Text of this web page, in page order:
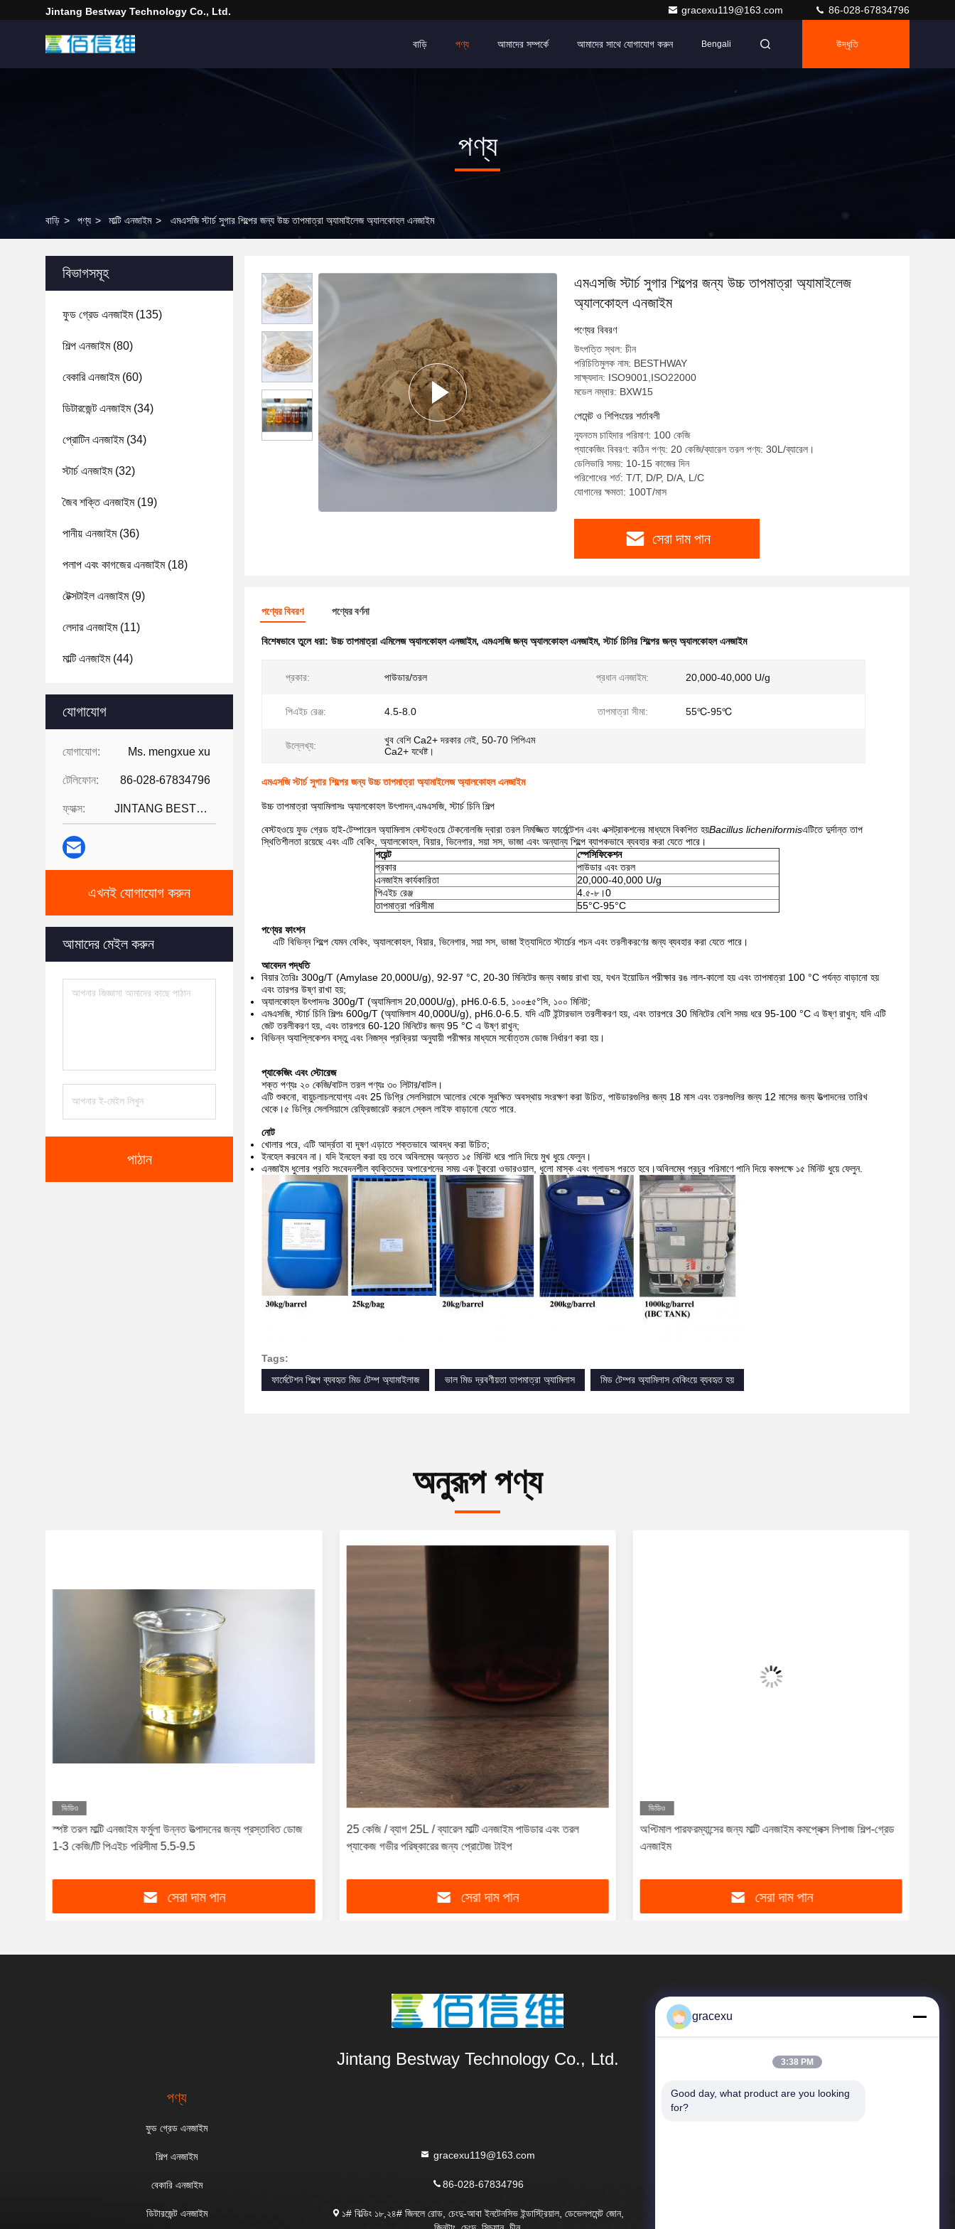
Jintang Bestway Technology Co., Ltd. gracexu119@163.com 86-028-67834796
বাড়ি পণ্য আমাদের সম্পর্কে আমাদের সাথে যোগাযোগ করুন Bengali উদ্ধৃতি
পণ্য
বাড়ি > পণ্য > মাল্টি এনজাইম > এমএসজি স্টার্চ সুগার শিল্পের জন্য উচ্চ তাপমাত্রা অ্যামাইলেজ অ্যালকোহল এনজাইম
বিভাগসমূহ
ফুড গ্রেড এনজাইম(135)
শিল্প এনজাইম(80)
বেকারি এনজাইম(60)
ডিটারজেন্ট এনজাইম(34)
প্রোটিন এনজাইম(34)
স্টার্চ এনজাইম(32)
জৈব শক্তি এনজাইম(19)
পানীয় এনজাইম(36)
পলাপ এবং কাগজের এনজাইম(18)
টেক্সটাইল এনজাইম(9)
লেদার এনজাইম(11)
মাল্টি এনজাইম(44)
যোগাযোগ
যোগাযোগ: Ms. mengxue xu
টেলিফোন: 86-028-67834796
ফ্যাক্স: JINTANG BESTWAY TECHNOLOGY CO
এখনই যোগাযোগ করুন
আমাদের মেইল করুন
পাঠান
এমএসজি স্টার্চ সুগার শিল্পের জন্য উচ্চ তাপমাত্রা অ্যামাইলেজ
অ্যালকোহল এনজাইম
পণ্যের বিবরণ
উৎপত্তি স্থল: চীন
পরিচিতিমুলক নাম: BESTHWAY
সাক্ষ্যদান: ISO9001,ISO22000
মডেল নম্বার: BXW15
পেমেন্ট ও শিপিংয়ের শর্তাবলী
ন্যূনতম চাহিদার পরিমাণ: 100 কেজি
প্যাকেজিং বিবরণ: কঠিন পণ্য: 20 কেজি/ব্যারেল তরল পণ্য: 30L/ব্যারেল।
ডেলিভারি সময়: 10-15 কাজের দিন
পরিশোধের শর্ত: T/T, D/P, D/A, L/C
যোগানের ক্ষমতা: 100T/মাস
সেরা দাম পান
পণ্যের বিবরণ পণ্যের বর্ণনা
বিশেষভাবে তুলে ধরা: উচ্চ তাপমাত্রা এমিলেজ অ্যালকোহল এনজাইম, এমএসজি জন্য অ্যালকোহল এনজাইম,স্টার্চ চিনির শিল্পের জন্য অ্যালকোহল এনজাইম
প্রকার: পাউডার/তরল প্রধান এনজাইম: 20,000-40,000 U/g
পিএইচ রেঞ্জ: 4.5-8.0 তাপমাত্রা সীমা: 55℃-95℃
উল্লেখ্য:
খুব বেশি Ca2+ দরকার নেই, 50-70 পিপিএম
Ca2+ যথেষ্ট।
এমএসজি স্টার্চ সুগার শিল্পের জন্য উচ্চ তাপমাত্রা অ্যামাইলেজ অ্যালকোহল এনজাইম
উচ্চ তাপমাত্রা অ্যামিলাসঃ অ্যালকোহল উৎপাদন,এমএসজি, স্টার্চ চিনি শিল্প
বেস্টহওয়ে ফুড গ্রেড হাই-টেম্পারেল অ্যামিলাস বেস্টহওয়ে টেকনোলজি দ্বারা তরল নিমজ্জিত ফার্মেন্টেশন এবং এক্সট্রাকশনের মাধ্যমে বিকশিত হয়Bacillus licheniformisএটিতে দুর্দান্ত তাপ
স্থিতিশীলতা রয়েছে এবং এটি বেকিং, অ্যালকোহল, বিয়ার, ভিনেগার, সয়া সস, ভাজা এবং অন্যান্য শিল্পে ব্যাপকভাবে ব্যবহার করা যেতে পারে।
পয়েন্ট
স্পেসিফিকেশন
প্রকার
পাউডার এবং তরল
এনজাইম কার্যকারিতা
20,000-40,000 U/g
পিএইচ রেঞ্জ
4.৫-৮।0
তাপমাত্রা পরিসীমা
55°C-95°C
পণ্যের ফাংশন
এটি বিভিন্ন শিল্পে যেমন বেকিং, অ্যালকোহল, বিয়ার, ভিনেগার, সয়া সস, ভাজা ইত্যাদিতে স্টার্চের পচন এবং তরলীকরণের জন্য ব্যবহার করা যেতে পারে।
আবেদন পদ্ধতি
বিয়ার তৈরিঃ 300g/T (Amylase 20,000U/g), 92-97 °C, 20-30 মিনিটের জন্য বজায় রাখা হয়, যখন ইয়োডিন পরীক্ষার রঙ লাল-কালো হয় এবং তাপমাত্রা 100 °C পর্যন্ত বাড়ানো হয়
এবং তারপর উষ্ণ রাখা হয়;
অ্যালকোহল উৎপাদনঃ 300g/T (অ্যামিলাস 20,000U/g), pH6.0-6.5, ১০০±৫°সি, ১০০ মিনিট;
এমএসজি, স্টার্চ চিনি শিল্পঃ 600g/T (অ্যামিলাস 40,000U/g), pH6.0-6.5. যদি এটি ইন্টারভাল তরলীকরণ হয়, এবং তারপরে 30 মিনিটের বেশি সময় ধরে 95-100 °C এ উষ্ণ রাখুন; যদি এটি
জেট তরলীকরণ হয়, এবং তারপরে 60-120 মিনিটের জন্য 95 °C এ উষ্ণ রাখুন;
বিভিন্ন অ্যাপ্লিকেশন বস্তু এবং নিজস্ব প্রক্রিয়া অনুযায়ী পরীক্ষার মাধ্যমে সর্বোত্তম ডোজ নির্ধারণ করা হয়।
প্যাকেজিং এবং স্টোরেজ
শক্ত পণ্যঃ ২০ কেজি/বাটল তরল পণ্যঃ ৩০ লিটার/বাটল।
এটি শুকনো, বায়ুচলাচলযোগ্য এবং 25 ডিগ্রি সেলসিয়াসে আলোর থেকে সুরক্ষিত অবস্থায় সংরক্ষণ করা উচিত, পাউডারগুলির জন্য 18 মাস এবং তরলগুলির জন্য 12 মাসের জন্য উত্পাদনের তারিখ
থেকে।৫ ডিগ্রি সেলসিয়াসে রেফ্রিজারেট করলে স্কেল লাইফ বাড়ানো যেতে পারে.
নোট
খোলার পরে, এটি আর্দ্রতা বা দূষণ এড়াতে শক্তভাবে আবদ্ধ করা উচিত;
ইনহেল করবেন না। যদি ইনহেল করা হয় তবে অবিলম্বে অন্তত ১৫ মিনিট ধরে পানি দিয়ে মুখ ধুয়ে ফেলুন।
এনজাইম ধুলোর প্রতি সংবেদনশীল ব্যক্তিদের অপারেশনের সময় এক টুকরো ওভারওয়াল, ধুলো মাস্ক এবং গ্লাভস পরতে হবে।অবিলম্বে প্রচুর পরিমাণে পানি দিয়ে কমপক্ষে ১৫ মিনিট ধুয়ে ফেলুন.
Tags:
ফার্মেটেশন শিল্পে ব্যবহৃত মিড টেম্প অ্যামাইলাজ
ভাল মিড দ্রবণীয়তা তাপমাত্রা অ্যামিলাস মিড টেম্পর অ্যামিলাস বেকিংয়ে ব্যবহৃত হয়
অনুরূপ পণ্য
ভিডিও
স্পষ্ট তরল মাল্টি এনজাইম ফর্মুলা উন্নত উত্পাদনের জন্য প্রস্তাবিত ডোজ
1-3 কেজি/টি পিএইচ পরিসীমা 5.5-9.5
সেরা দাম পান
25 কেজি / ব্যাগ 25L / ব্যারেল মাল্টি এনজাইম পাউডার এবং তরল
প্যাকেজ গভীর পরিষ্কারের জন্য প্রোটেজ টাইপ
সেরা দাম পান
ভিডিও
অপ্টিমাল পারফরম্যান্সের জন্য মাল্টি এনজাইম কমপ্লেক্স লিপাজ শিল্প-গ্রেড
এনজাইম
সেরা দাম পান
Jintang Bestway Technology Co., Ltd.
পণ্য
ফুড গ্রেড এনজাইম
শিল্প এনজাইম
বেকারি এনজাইম
ডিটারজেন্ট এনজাইম
gracexu119@163.com
86-028-67834796
১# বিল্ডিং ১৮,২৪# জিনলে রোড, চেংদু-আবা ইনটেনসিভ ইন্ডাস্ট্রিয়াল, ডেভেলপমেন্ট জোন,
দ্রুত লিঙ্ক
gracexu
3:38 PM
Good day, what product are you looking
for?